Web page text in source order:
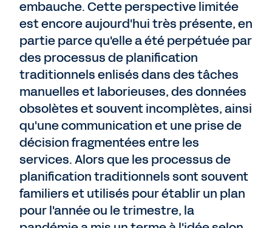
embauche. Cette perspective limitée
est encore aujourd'hui très présente, en
partie parce qu'elle a été perpétuée par
des processus de planification
traditionnels enlisés dans des tâches
manuelles et laborieuses, des données
obsolètes et souvent incomplètes, ainsi
qu'une communication et une prise de
décision fragmentées entre les
services. Alors que les processus de
planification traditionnels sont souvent
familiers et utilisés pour établir un plan
pour l'année ou le trimestre, la